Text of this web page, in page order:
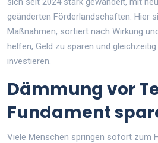
geänderten Förderlandschaften. Hier
Maßnahmen, sortiert nach Wirkung
helfen, Geld zu sparen und
investieren.
Dämmung vor
Fundament
Viele Menschen springen sofort zum